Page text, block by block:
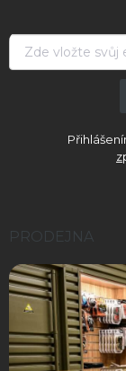
PRODEJNA